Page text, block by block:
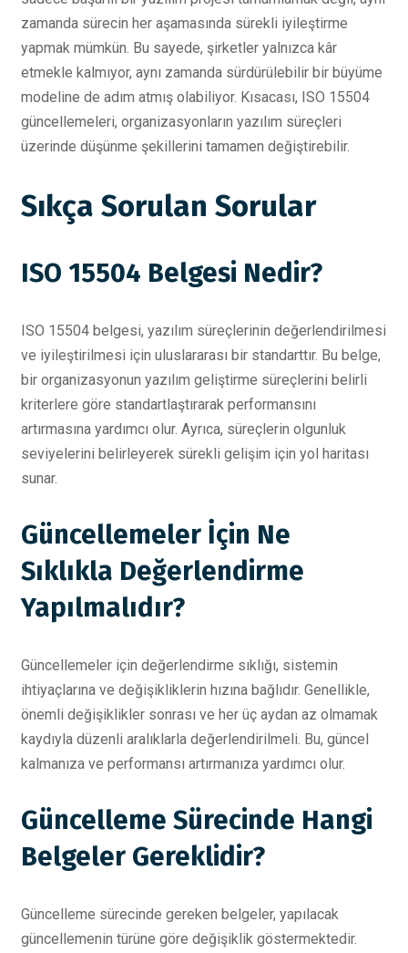
zamanda sürecin her aşamasında sürekli iyileştirme
yapmak mümkün. Bu sayede, şirketler yalnızca kâr
etmekle kalmıyor, aynı zamanda sürdürülebilir bir büyüme
modeline de adım atmış olabiliyor. Kısacası, ISO 15504
güncellemeleri, organizasyonların yazılım süreçleri
üzerinde düşünme şekillerini tamamen değiştirebilir.
Sıkça Sorulan Sorular
ISO 15504 Belgesi Nedir?
ISO 15504 belgesi, yazılım süreçlerinin değerlendirilmesi
ve iyileştirilmesi için uluslararası bir standarttır. Bu belge,
bir organizasyonun yazılım geliştirme süreçlerini belirli
kriterlere göre standartlaştırarak performansını
artırmasına yardımcı olur. Ayrıca, süreçlerin olgunluk
seviyelerini belirleyerek sürekli gelişim için yol haritası
sunar.
Güncellemeler İçin Ne
Sıklıkla Değerlendirme
Yapılmalıdır?
Güncellemeler için değerlendirme sıklığı, sistemin
ihtiyaçlarına ve değişikliklerin hızına bağlıdır. Genellikle,
önemli değişiklikler sonrası ve her üç aydan az olmamak
kaydıyla düzenli aralıklarla değerlendirilmeli. Bu, güncel
kalmanıza ve performansı artırmanıza yardımcı olur.
Güncelleme Sürecinde Hangi
Belgeler Gereklidir?
Güncelleme sürecinde gereken belgeler, yapılacak
güncellemenin türüne göre değişiklik göstermektedir.